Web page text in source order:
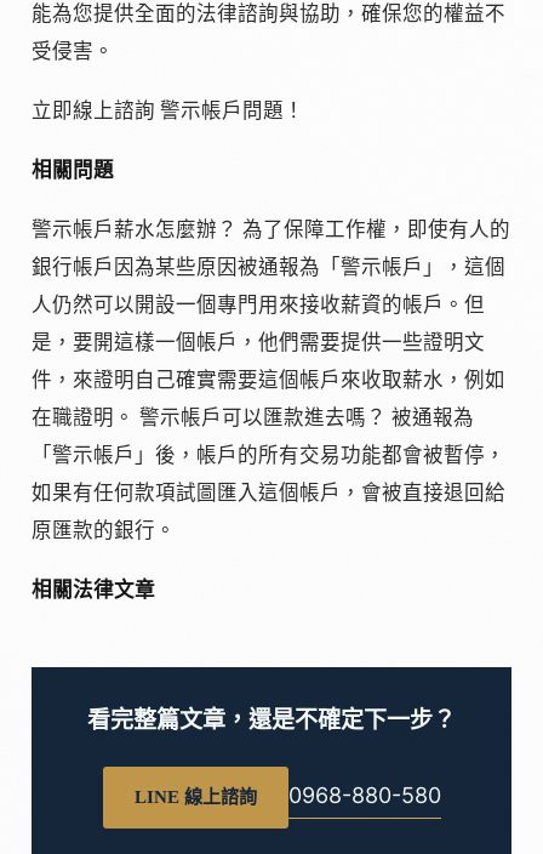
能為您提供全面的法律諮詢與協助，確保您的權益不
受侵害。
立即線上諮詢 警示帳戶問題！
相關問題
警示帳戶薪水怎麼辦？ 為了保障工作權，即使有人的
銀行帳戶因為某些原因被通報為「警示帳戶」，這個
人仍然可以開設一個專門用來接收薪資的帳戶。但
是，要開這樣一個帳戶，他們需要提供一些證明文
件，來證明自己確實需要這個帳戶來收取薪水，例如
在職證明。 警示帳戶可以匯款進去嗎？ 被通報為
「警示帳戶」後，帳戶的所有交易功能都會被暫停，
如果有任何款項試圖匯入這個帳戶，會被直接退回給
原匯款的銀行。
相關法律文章
看完整篇文章，還是不確定下一步？
LINE 線上諮詢 0968-880-580